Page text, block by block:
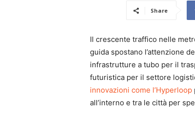
Share
Il crescente traffico nelle
guida spostano l’attenzione
infrastrutture a tubo per il
futuristica per il settore
innovazioni come l’Hyperloop
all’interno e tra le città per